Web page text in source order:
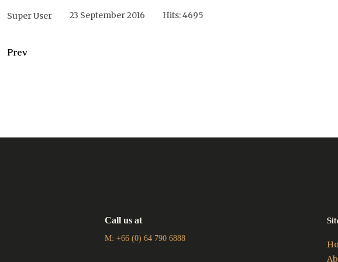
Super User 23 September 2016 Hits: 4695
Previous Article: CSR Event : มอบตู้ยาชุมชน จ.ปทุมธานี
Prev
Call us at
M: +66 (0) 64 790 6888